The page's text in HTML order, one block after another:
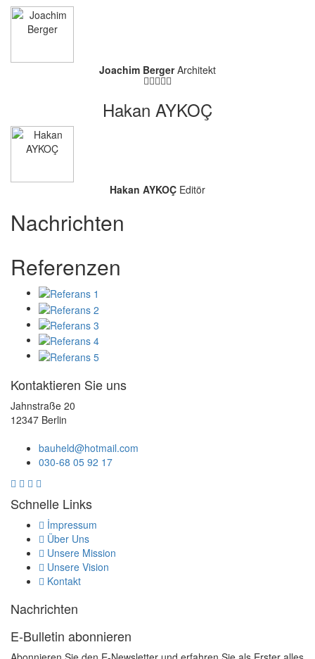
Joachim Berger Architekt
Hakan AYKOÇ
Hakan AYKOÇ Editör
Nachrichten
Referenzen
Kontaktieren Sie uns
Jahnstraße 20
12347 Berlin
bauheld@hotmail.com
030-68 05 92 17
Schnelle Links
İmpressum
Über Uns
Unsere Mission
Unsere Vision
Kontakt
Nachrichten
E-Bulletin abonnieren